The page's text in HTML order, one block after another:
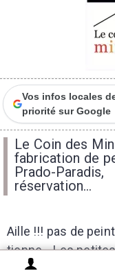
Vos infos locales
priorité sur Google
Le Coin des
fabrication de
Prado-
réservation...
Aille !!! pas de
tienne… Les
placards de la